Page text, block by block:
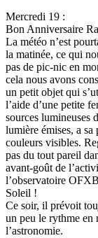
Mercredi 19 :
Bon Anniversaire
La météo n’est
la matinée, ce qui
pas de pic-nic en
cela nous avons
un petit objet qui
l’aide d’une petite
sources lumineuses
lumière émises, a
couleurs visibles.
pas du tout pareil
avant-goût de
l’observatoire
Soleil !
Ce soir, il prévoit
un peu le rythme en
l’astronomie.